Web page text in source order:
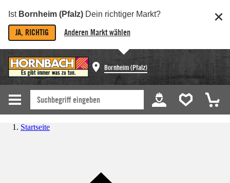
Ist Bornheim (Pfalz) Dein richtiger Markt?
JA, RICHTIG Anderen Markt wählen
Bornheim (Pfalz)
Startseite